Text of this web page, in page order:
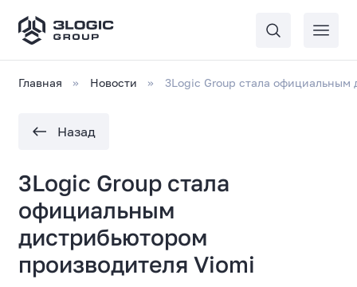
Главная Новости 3Logic Group стала официальным
Назад
3Logic Group стала
официальным
дистрибьютором
производителя Viomi